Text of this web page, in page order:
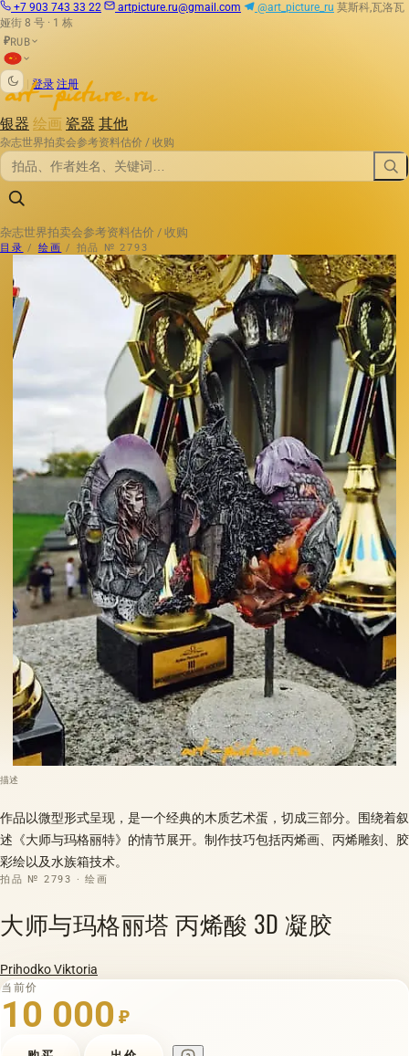
+7 903 743 33 22 artpicture.ru@gmail.com @art_picture_ru 莫斯科,瓦洛瓦
娅街 8 号 · 1 栋
₽RUB
登录 注册
银器 绘画 瓷器 其他
杂志世界拍卖会参考资料估价 / 收购
杂志世界拍卖会参考资料估价 / 收购
目录 / 绘画 / 拍品 № 2793
描述
作品以微型形式呈现，是一个经典的木质艺术蛋，切成三部分。围绕着叙
述《大师与玛格丽特》的情节展开。制作技巧包括丙烯画、丙烯雕刻、胶
彩绘以及水族箱技术。
拍品 № 2793 · 绘画
大师与玛格丽塔 丙烯酸 3D 凝胶
Prihodko Viktoria
当前价
10 000 ₽